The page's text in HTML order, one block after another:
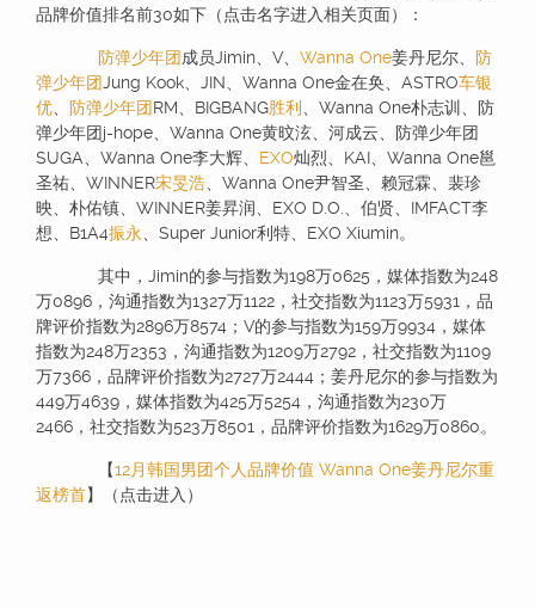
品牌价值排名前30如下（点击名字进入相关页面）：
防弹少年团成员Jimin、V、 Wanna One姜丹尼尔、 防
弹少年团Jung Kook、JIN、Wanna One金在奂、ASTRO车银
优
防弹少年团RM、BIGBANG胜利
、Wanna One朴志训、防
弹少年团j-hope、Wanna One黄旼泫、河成云、防弹少年团
SUGA、Wanna One李大辉、 EXO灿烈、KAI、Wanna One邕
圣祐、WINNER宋旻浩 、Wanna One尹智圣、赖冠霖、裴珍
映、朴佑镇、WINNER姜昇润、EXO D.O.、伯贤、IMFACT李
想、B1A4振永 、Super Junior利特、EXO Xiumin。
其中，Jimin的参与指数为198万0625，媒体指数为248
万0896，沟通指数为1327万1122，社交指数为1123万5931，品
牌评价指数为2896万8574；V的参与指数为159万9934，媒体
指数为248万2353，沟通指数为1209万2792，社交指数为1109
万7366，品牌评价指数为2727万2444；姜丹尼尔的参与指数为
449万4639，媒体指数为425万5254，沟通指数为230万
2466，社交指数为523万8501，品牌评价指数为1629万0860。
【12月韩国男团个人品牌价值 Wanna One姜丹尼尔重
返榜首】（点击进入）